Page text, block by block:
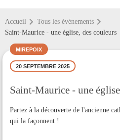
Accueil
Tous les événements
Saint-Maurice - une église, des couleurs
MIREPOIX
20 SEPTEMBRE 2025
Saint-Maurice - une
Partez à la découverte de l'ancienne
qui la façonnent !